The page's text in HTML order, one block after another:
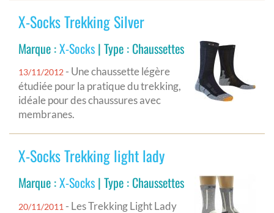
X-Socks Trekking Silver
Marque :X-Socks | Type : Chaussettes
13/11/2012 - Une chaussette légère
étudiée pour la pratique du trekking,
idéale pour des chaussures avec
membranes.
X-Socks Trekking light lady
Marque :X-Socks | Type : Chaussettes
20/11/2011 - Les Trekking Light Lady